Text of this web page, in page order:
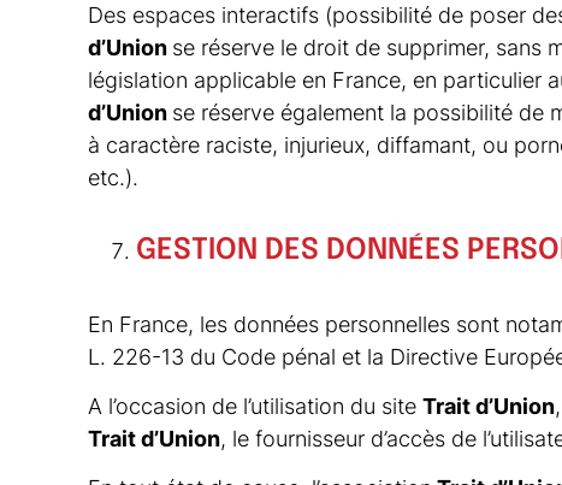
Des espaces interactifs (possibilité de poser
d’Union se réserve le droit de supprimer, sans
législation applicable en France, en particulier
d’Union se réserve également la possibilité de
à caractère raciste, injurieux, diffamant, ou
etc.).
GESTION DES DONNÉES
En France, les données personnelles sont
L. 226-13 du Code pénal et la Directive
A l’occasion de l’utilisation du site Trait d’Union
Trait d’Union, le fournisseur d’accès de